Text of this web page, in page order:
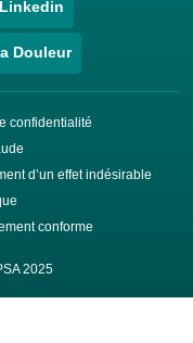
Douleur
confidentialité
d’un effet indésirable
conforme
2025